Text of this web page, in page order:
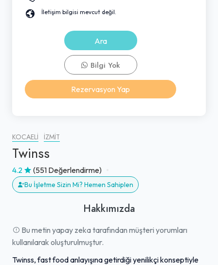
KOCAELI İZMIT
Twinss
4.2 (551 Değerlendirme)
Bu İşletme Sizin Mi? Hemen Sahiplen
Hakkımızda
Bu metin yapay zeka tarafından müşteri yorumları
kullanılarak oluşturulmuştur.
Twinss, fast food anlayışına getirdiği yenilikçi konseptiyle
İletişim bilgisi mevcut değil.
Ara
Bilgi Yok
Rezervasyon Yap